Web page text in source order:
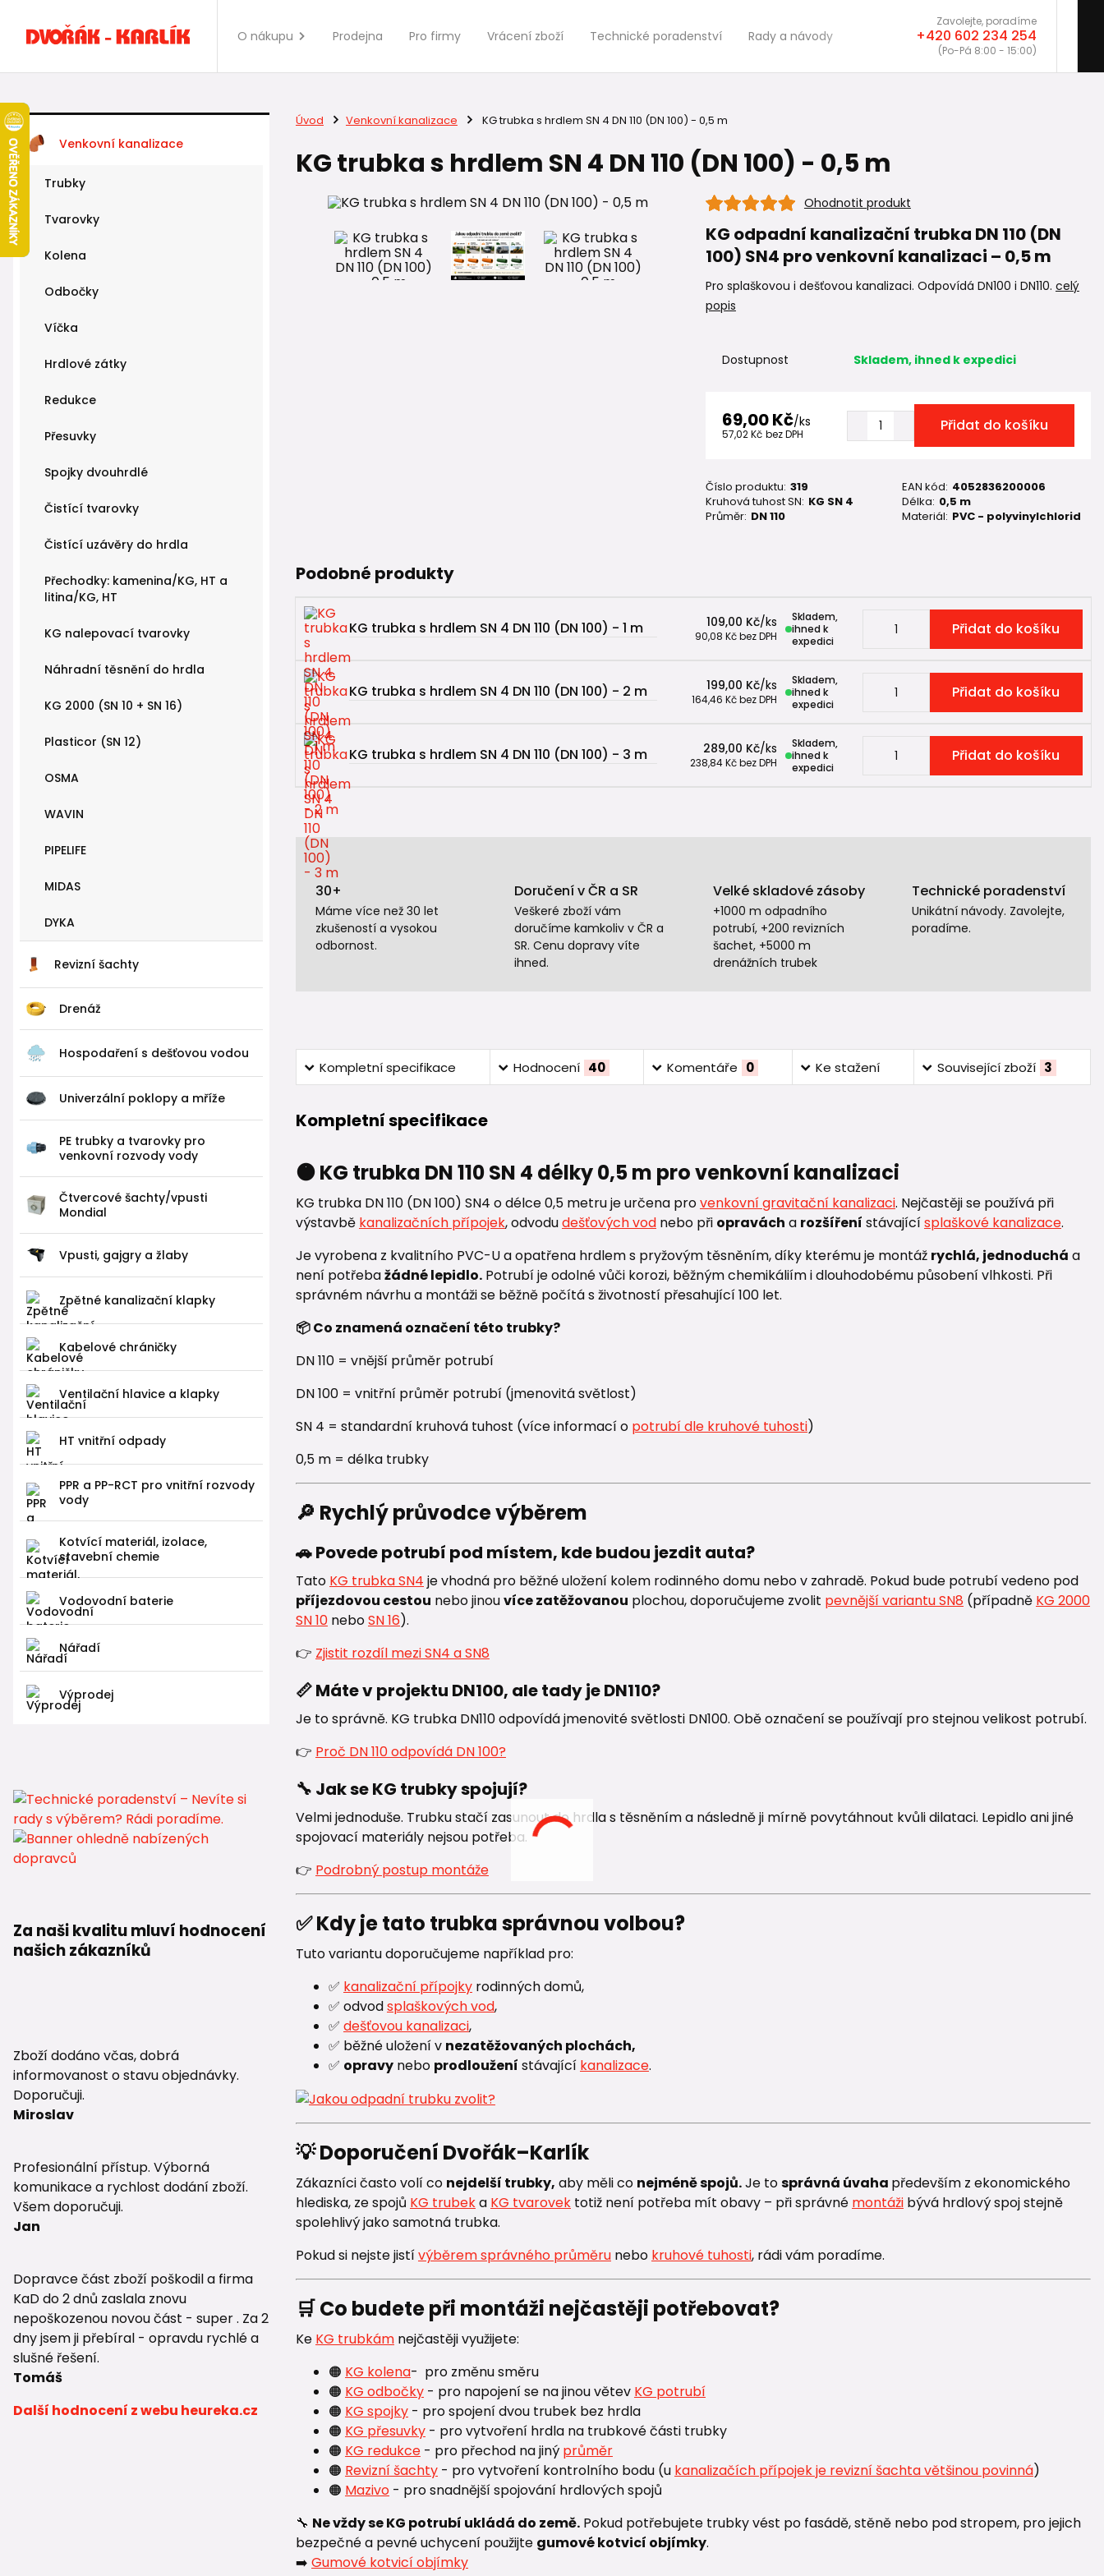
O nákupu Prodejna Pro firmy Vrácení zboží Technické poradenství Rady a návody
Zavolejte, poradíme
+420 602 234 254
(Po-Pá 8:00 - 15:00)
Venkovní kanalizace
Trubky
Tvarovky
Kolena
Odbočky
Víčka
Hrdlové zátky
Redukce
Přesuvky
Spojky dvouhrdlé
Čistící tvarovky
Čistící uzávěry do hrdla
Přechodky: kamenina/KG, HT a
litina/KG, HT
KG nalepovací tvarovky
Náhradní těsnění do hrdla
KG 2000 (SN 10 + SN 16)
Plasticor (SN 12)
OSMA
WAVIN
PIPELIFE
MIDAS
DYKA
Revizní šachty
Drenáž
Hospodaření s dešťovou vodou
Univerzální poklopy a mříže
PE trubky a tvarovky pro
venkovní rozvody vody
Čtvercové šachty/vpusti
Mondial
Vpusti, gajgry a žlaby
Zpětné kanalizační klapky
Kabelové chráničky
Ventilační hlavice a klapky
HT vnitřní odpady
PPR a PP-RCT pro vnitřní rozvody
vody
Kotvící materiál, izolace,
stavební chemie
Vodovodní baterie
Nářadí
Výprodej
Za naši kvalitu mluví hodnocení
našich zákazníků
Zboží dodáno včas, dobrá
informovanost o stavu objednávky.
Doporučuji.
Miroslav
Profesionální přístup. Výborná
komunikace a rychlost dodání zboží.
Všem doporučuji.
Jan
Dopravce část zboží poškodil a firma
KaD do 2 dnů zaslala znovu
nepoškozenou novou část - super . Za 2
dny jsem ji přebíral - opravdu rychlé a
slušné řešení.
Tomáš
Další hodnocení z webu heureka.cz
Úvod Venkovní kanalizace KG trubka s hrdlem SN 4 DN 110 (DN 100) - 0,5 m
KG trubka s hrdlem SN 4 DN 110 (DN 100) - 0,5 m
Ohodnotit produkt
KG odpadní kanalizační trubka DN 110 (DN
100) SN4 pro venkovní kanalizaci – 0,5 m
Pro splaškovou i dešťovou kanalizaci. Odpovídá DN100 i DN110. celý
popis
Dostupnost Skladem, ihned k expedici
69,00 Kč/ks
57,02 Kč bez DPH Přidat do košíku
Číslo produktu: 319 EAN kód: 4052836200006
Kruhová tuhost SN: KG SN 4 Délka: 0,5 m
Průměr: DN 110 Materiál: PVC - polyvinylchlorid
Podobné produkty
KG trubka s hrdlem SN 4 DN 110 (DN 100) - 1 m 109,00 Kč/ks
90,08 Kčbez DPH
Skladem,
ihned k
expedici
Přidat do košíku
KG trubka s hrdlem SN 4 DN 110 (DN 100) - 2 m 199,00 Kč/ks
164,46 Kčbez DPH
Skladem,
ihned k
expedici
Přidat do košíku
KG trubka s hrdlem SN 4 DN 110 (DN 100) - 3 m 289,00 Kč/ks
238,84 Kčbez DPH
Skladem,
ihned k
expedici
Přidat do košíku
30+
Máme více než 30 let
zkušeností a vysokou
odbornost.
Doručení v ČR a SR
Veškeré zboží vám
doručíme kamkoliv v ČR a
SR. Cenu dopravy víte
ihned.
Velké skladové zásoby
+1000 m odpadního
potrubí, +200 revizních
šachet, +5000 m
drenážních trubek
Technické poradenství
Unikátní návody. Zavolejte,
poradíme.
Kompletní specifikace Hodnocení 40 Komentáře 0 Ke stažení Související zboží 3
Kompletní specifikace
🟠 KG trubka DN 110 SN 4 délky 0,5 m pro venkovní kanalizaci
KG trubka DN 110 (DN 100) SN4 o délce 0,5 metru je určena provenkovní gravitační kanalizaci. Nejčastěji se používá při
výstavbě kanalizačních přípojek, odvodudešťových vodnebo při opravách a rozšíření stávajícísplaškové kanalizace.
Je vyrobena z kvalitního PVC-U a opatřena hrdlem s pryžovým těsněním, díky kterému je montáž rychlá, jednoduchá a
není potřebažádné lepidlo.Potrubí je odolné vůči korozi, běžným chemikáliím i dlouhodobému působení vlhkosti. Při
správném návrhu a montáži se běžně počítá s životností přesahující 100 let.
📦 Co znamená označení této trubky?
DN 110 = vnější průměr potrubí
DN 100 = vnitřní průměr potrubí (jmenovitá světlost)
SN 4 = standardní kruhová tuhost (více informací o potrubí dle kruhové tuhosti)
0,5 m = délka trubky
🔎 Rychlý průvodce výběrem
🚗 Povede potrubí pod místem, kde budou jezdit auta?
Tato KG trubka SN4 je vhodná pro běžné uložení kolem rodinného domu nebo v zahradě. Pokud bude potrubí vedeno pod
příjezdovou cestou nebo jinouvíce zatěžovanou plochou, doporučujeme zvolit pevnější variantu SN8 (případně KG 2000
SN 10neboSN 16).
👉 Zjistit rozdíl mezi SN4 a SN8
📏 Máte v projektu DN100, ale tady je DN110?
Je to správně. KG trubka DN110 odpovídá jmenovité světlosti DN100. Obě označení se používají pro stejnou velikost potrubí.
👉 Proč DN 110 odpovídá DN 100?
🔧 Jak se KG trubky spojují?
Velmi jednoduše. Trubku stačí zasunout do hrdla s těsněním a následně ji mírně povytáhnout kvůli dilataci. Lepidlo ani jiné
spojovací materiály nejsou potřeba.
👉 Podrobný postup montáže
✅ Kdy je tato trubka správnou volbou?
Tuto variantu doporučujeme například pro:
✅ kanalizační přípojkyrodinných domů,
✅ odvodsplaškových vod,
✅ dešťovou kanalizaci,
✅ běžné uložení v nezatěžovaných plochách,
✅ opravynebo prodloužení stávající kanalizace.
💡 Doporučení Dvořák–Karlík
Zákazníci často volí co nejdelší trubky, aby měli co nejméně spojů.Je tosprávná úvaha především z ekonomického
hlediska, ze spojů KG trubeka KG tvarovektotiž není potřeba mít obavy – při správné montážibývá hrdlový spoj stejně
spolehlivý jako samotná trubka.
Pokud si nejste jistívýběrem správného průměrunebo kruhové tuhosti, rádi vám poradíme.
🛒 Co budete při montáži nejčastěji potřebovat?
Ke KG trubkámnejčastěji využijete:
🟠 KG kolena- pro změnu směru
🟠 KG odbočky- pro napojení se na jinou větev KG potrubí
🟠 KG spojky- pro spojení dvou trubek bez hrdla
🟠 KG přesuvky- pro vytvoření hrdla na trubkové části trubky
🟠 KG redukce- pro přechod na jiný průměr
🟠 Revizní šachty- pro vytvoření kontrolního bodu (u kanalizačích přípojek je revizní šachta většinou povinná)
🟠 Mazivo- pro snadnější spojování hrdlových spojů
🔧 Ne vždy se KG potrubí ukládá do země.Pokud potřebujete trubky vést po fasádě, stěně nebo pod stropem, pro jejich
bezpečné a pevné uchycení použijte gumové kotvicí objímky.
➡️ Gumové kotvicí objímky